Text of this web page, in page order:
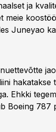
ja
meie
Juneyao
hakatakse
Ehkki
Boeing 787